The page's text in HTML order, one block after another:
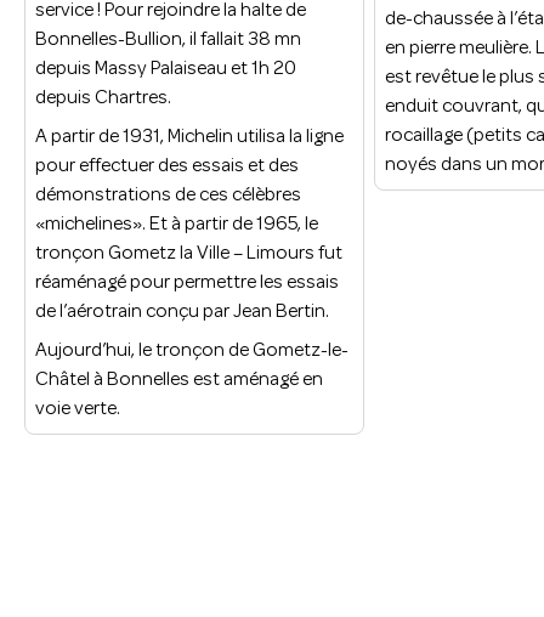
service ! Pour rejoindre la halte de
Bonnelles-Bullion, il fallait 38 mn
depuis Massy Palaiseau et 1h 20
depuis Chartres.
A partir de 1931, Michelin utilisa la ligne
pour effectuer des essais et des
démonstrations de ces célèbres
«michelines». Et à partir de 1965, le
tronçon Gometz la Ville – Limours fut
réaménagé pour permettre les essais
de l’aérotrain conçu par Jean Bertin.
Aujourd’hui, le tronçon de Gometz-le-
Châtel à Bonnelles est aménagé en
voie verte.
de-chaussée à
en pierre meulière.
est revêtue le plus
enduit couvrant,
rocaillage (petits
noyés dans un